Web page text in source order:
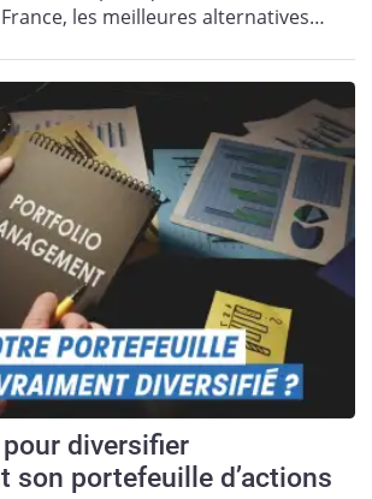
les meilleures alternatives…
diversifier
son portefeuille d’actions